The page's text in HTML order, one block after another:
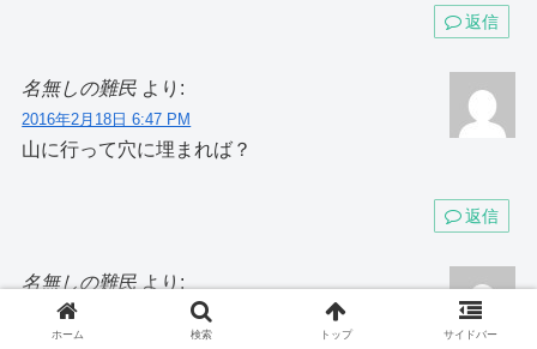
返信
名無しの難民 より:
2016年2月18日 6:47 PM
山に行って穴に埋まれば？
返信
名無しの難民 より:
2016年2月18日 8:03 PM
子供に対する懺悔や謝罪は０で、自分のことばっ
ホーム 検索 トップ サイドバー